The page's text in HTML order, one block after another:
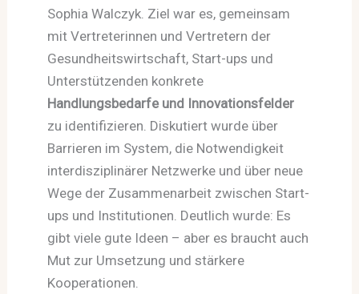
Sophia Walczyk. Ziel war es, gemeinsam
mit Vertreterinnen und Vertretern der
Gesundheitswirtschaft, Start-ups und
Unterstützenden konkrete
Handlungsbedarfe und Innovationsfelder
zu identifizieren. Diskutiert wurde über
Barrieren im System, die Notwendigkeit
interdisziplinärer Netzwerke und über neue
Wege der Zusammenarbeit zwischen Start-
ups und Institutionen. Deutlich wurde: Es
gibt viele gute Ideen – aber es braucht auch
Mut zur Umsetzung und stärkere
Kooperationen.